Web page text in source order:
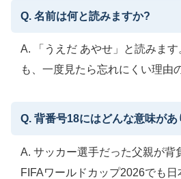
Q. 名前は何と読みますか?
A. 「うえだ あやせ」と読みま
も、一度見たら忘れにくい理由
Q. 背番号18にはどんな意味があ
A. サッカー選手だった父親が背
FIFAワールドカップ2026でも